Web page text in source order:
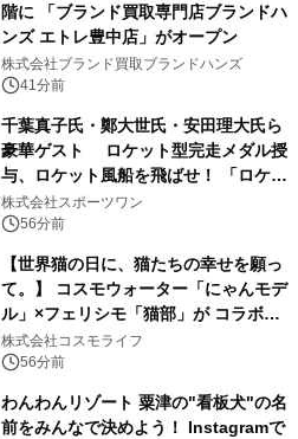
階に 「ブランド買取専門店ブランドハ
ンズ エトレ豊中店」がオープン
株式会社ブランド買取ブランドハンズ
41分前
千葉真子氏・鄭大世氏・安田理大氏ら
豪華ゲスト ロケット型完走メダル授
与、ロケット風船を飛ばせ！ 「ロケッ
トマラソン2026」開催
株式会社スポーツワン
56分前
【世界猫の日に、猫たちの幸せを願っ
て。】 コスモウォーター「にゃんモデ
ル」×フェリシモ「猫部」が コラボキ
ャンペーンを実施
株式会社コスモライフ
56分前
わんわんリゾート 粟津の"看板犬"の名
前をみんなで決めよう！ Instagramで